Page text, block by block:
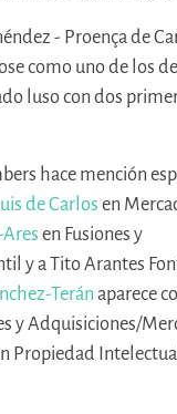
- Proença de
como uno de los
luso con dos
hace mención
de Carlos en
en Fusiones y
y a Tito Arantes
Teránaparece
y Adquisiciones/
Propiedad